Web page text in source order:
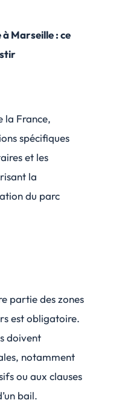
Marseille : ce
la France,
spécifiques
et les
la
du parc
partie des zones
est obligatoire.
doivent
notamment
ou aux clauses
bail.